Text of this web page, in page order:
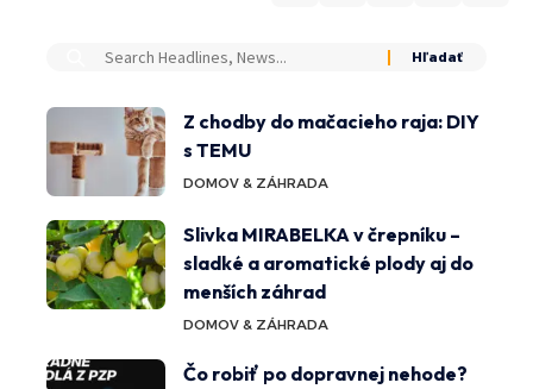
Z chodby do mačacieho raja: DIY
s TEMU
DOMOV & ZÁHRADA
Slivka MIRABELKA v črepníku –
sladké a aromatické plody aj do
menších záhrad
DOMOV & ZÁHRADA
Čo robiť po dopravnej nehode?